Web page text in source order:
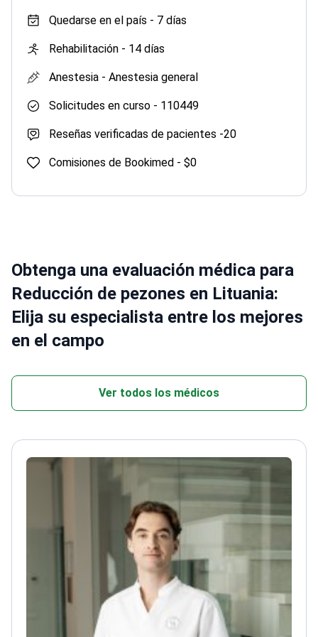
Quedarse en el país - 7 días
Rehabilitación - 14 días
Anestesia - Anestesia general
Solicitudes en curso - 110449
Reseñas verificadas de pacientes -20
Comisiones de Bookimed - $0
Obtenga una evaluación médica para
Reducción de pezones en Lituania:
Elija su especialista entre los mejores
en el campo
Ver todos los médicos